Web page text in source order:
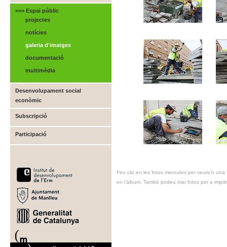
>>> Espai públic
projectes
notícies
galeria d'imatges
documentació
multimèdia
Desenvolupament social
econòmic
Subscripció
Participació
Feu clic en les fotos menudes per veure'n
en l'àlbum. També podeu triar fotos per a